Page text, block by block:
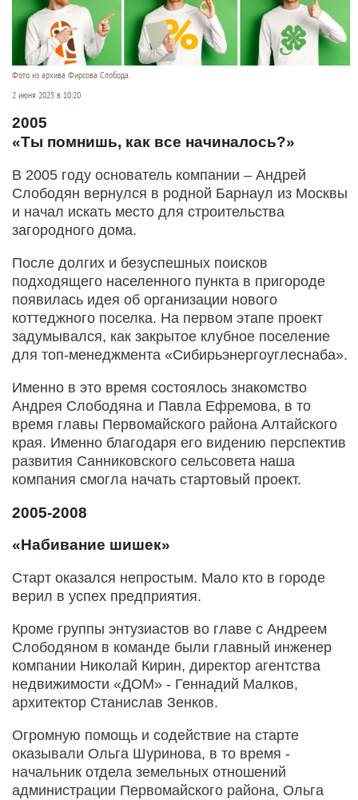
Фото из архива Фирсова Слобода.
2 июня 2025 в 10:20
2005
«Ты помнишь, как все начиналось?»
В 2005 году основатель компании – Андрей
Слободян вернулся в родной Барнаул из Москвы
и начал искать место для строительства
загородного дома.
После долгих и безуспешных поисков
подходящего населенного пункта в пригороде
появилась идея об организации нового
коттеджного поселка. На первом этапе проект
задумывался, как закрытое клубное поселение
для топ-менеджмента «Сибирьэнергоуглеснаба».
Именно в это время состоялось знакомство
Андрея Слободяна и Павла Ефремова, в то
время главы Первомайского района Алтайского
края. Именно благодаря его видению перспектив
развития Санниковского сельсовета наша
компания смогла начать стартовый проект.
2005-2008
«Набивание шишек»
Старт оказался непростым. Мало кто в городе
верил в успех предприятия.
Кроме группы энтузиастов во главе с Андреем
Слободяном в команде были главный инженер
компании Николай Кирин, директор агентства
недвижимости «ДОМ» - Геннадий Малков,
архитектор Станислав Зенков.
Огромную помощь и содействие на старте
оказывали Ольга Шуринова, в то время -
начальник отдела земельных отношений
администрации Первомайского района, Ольга